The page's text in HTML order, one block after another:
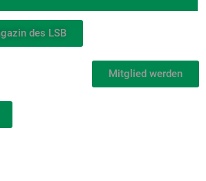
des LSB
Mitglied werden